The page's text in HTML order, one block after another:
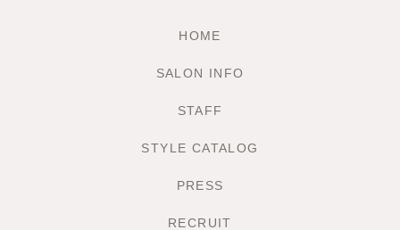
HOME
SALON INFO
STAFF
STYLE CATALOG
PRESS
RECRUIT